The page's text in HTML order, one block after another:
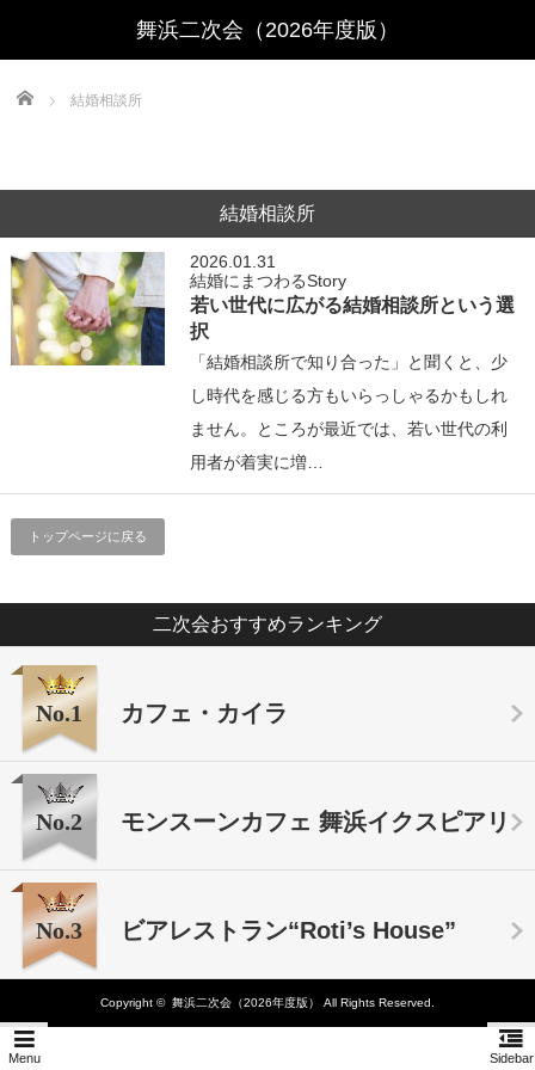
Menu Sidebar
Home 結婚相談所
結婚相談所
2026.01.31
結婚にまつわるStory
若い世代に広がる結婚相談所という選
択
「結婚相談所で知り合った」と聞くと、少
し時代を感じる方もいらっしゃるかもしれ
ません。ところが最近では、若い世代の利
用者が着実に増…
トップページに戻る
二次会おすすめランキング
No.1 カフェ・カイラ
No.2 モンスーンカフェ 舞浜イクスピアリ
No.3 ビアレストラン“Roti’s House”
Copyright © 舞浜二次会（2026年度版） All Rights Reserved.